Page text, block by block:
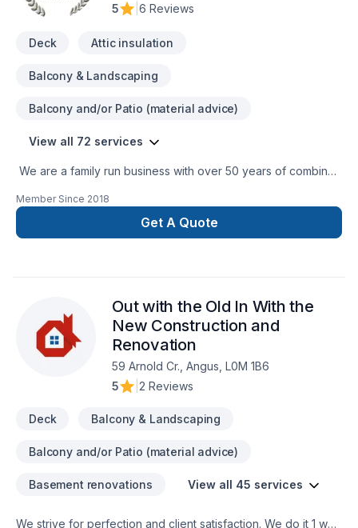
5
6 Reviews
Deck Attic insulation
Balcony & Landscaping
Balcony and/or Patio (material advice)
View all 72 services
We are a family run business with over 50 years of combined
perform a multitude of different projects with the assurance
that our customers will receive a great job at a fair price.
Member Since 2018
Get A Quote
Out with the Old In With the
New Construction and
Renovation
59 Arnold Cr., Angus, L0M 1B6
5
2 Reviews
Deck Balcony & Landscaping
Balcony and/or Patio (material advice)
Basement renovations View all 45 services
We strive for perfection and client satisfaction. We do it 1 way